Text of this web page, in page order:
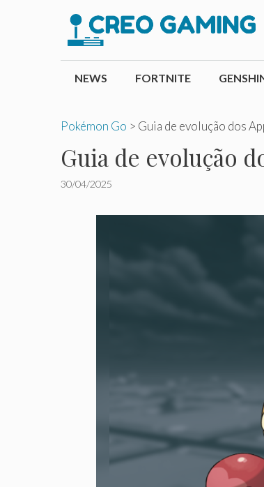
conteúdo
NEWS FORTNITE
Pokémon Go > Guia de evolução dos
Guia de evolução
30/04/2025